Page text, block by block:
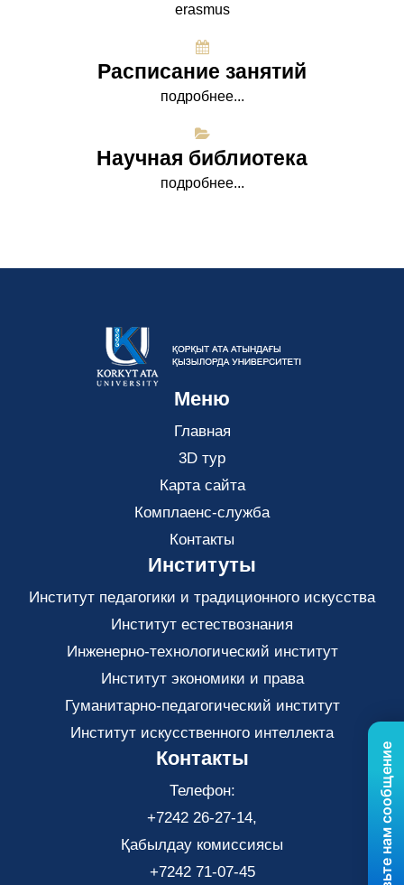
erasmus
Расписание занятий
подробнее...
Научная библиотека
подробнее...
Меню
Главная
3D тур
Карта сайта
Комплаенс-служба
Контакты
Институты
Институт педагогики и традиционного искусства
Институт естествознания
Инженерно-технологический институт
Институт экономики и права
Гуманитарно-педагогический институт
Институт искусственного интеллекта
Контакты
Телефон:
+7242 26-27-14,
Қабылдау комиссиясы
+7242 71-07-45
Отправьте нам сообщение